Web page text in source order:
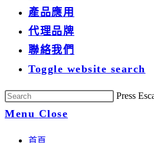
產品應用
代理品牌
聯絡我們
Toggle website search
Press
Menu Close
首頁